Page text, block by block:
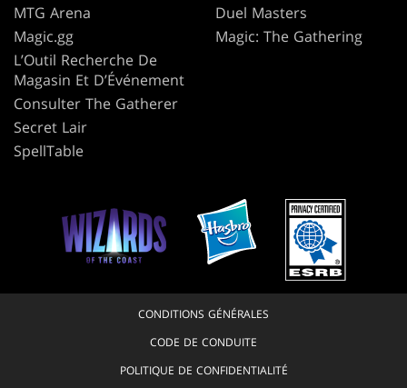
MTG Arena
Magic.gg
L’Outil Recherche De
Magasin Et D’Événement
Consulter The Gatherer
Secret Lair
SpellTable
Duel Masters
Magic: The Gathering
CONDITIONS GÉNÉRALES
CODE DE CONDUITE
POLITIQUE DE CONFIDENTIALITÉ